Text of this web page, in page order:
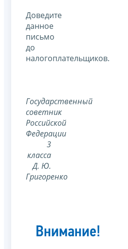
Доведите
данное
письмо
до
налогоплательщиков.
Государственный
советник
Российской
Федерации
3
класса
Д. Ю.
Григоренко
Внимание!